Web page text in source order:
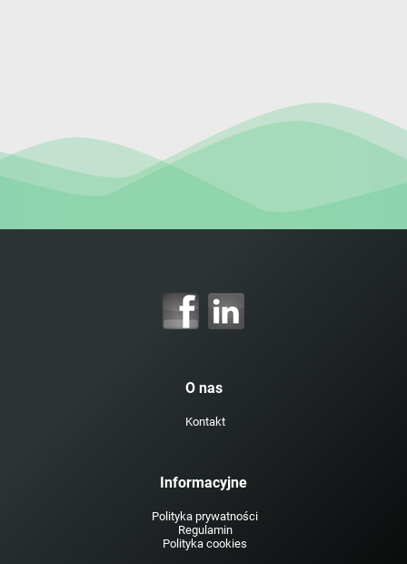
O nas
Kontakt
Informacyjne
Polityka prywatności
Regulamin
Polityka cookies